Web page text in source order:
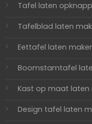
Tafel laten
Tafelblad laten
Eettafel laten
Boomstamtafel
Kast op maat laten
Design tafel laten